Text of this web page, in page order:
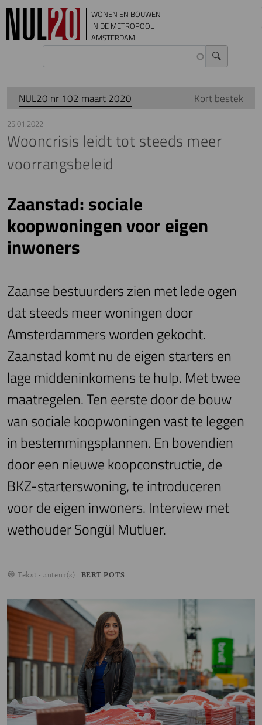
Overslaan en naar de inhoud gaan
WONEN EN BOUWEN
IN DE METROPOOL
AMSTERDAM
NUL20 nr 102 maart 2020 Kort bestek
25.01.2022
Wooncrisis leidt tot steeds meer
voorrangsbeleid
Zaanstad: sociale
koopwoningen voor eigen
inwoners
Zaanse bestuurders zien met lede ogen
dat steeds meer woningen door
Amsterdammers worden gekocht.
Zaanstad komt nu de eigen starters en
lage middeninkomens te hulp. Met twee
maatregelen. Ten eerste door de bouw
van sociale koopwoningen vast te leggen
in bestemmingsplannen. En bovendien
door een nieuwe koopconstructie, de
BKZ-starterswoning, te introduceren
voor de eigen inwoners. Interview met
wethouder Songül Mutluer.
Tekst - auteur(s) BERT POTS